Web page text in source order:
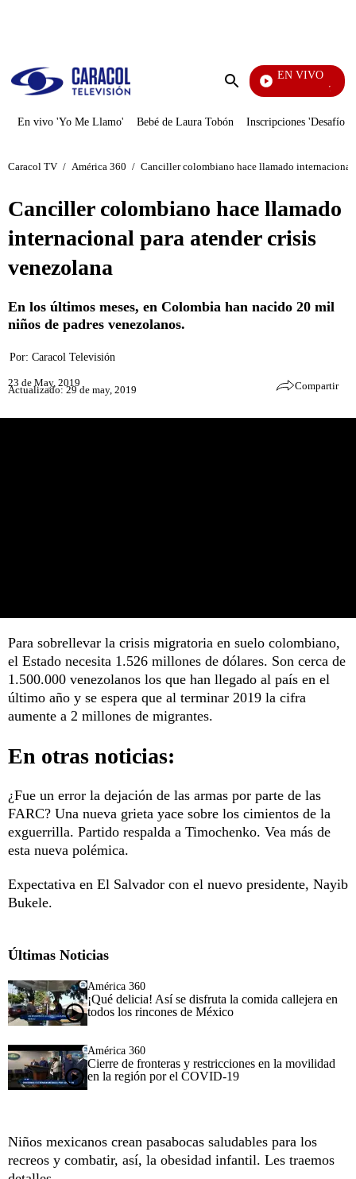
Enviar
EN VIVO
En vivo 'Yo Me Llamo' Bebé de Laura Tobón Inscripciones 'Desafío'
Caracol TV / América 360 / Canciller colombiano hace llamado internacional
Canciller colombiano hace llamado
internacional para atender crisis
venezolana
En los últimos meses, en Colombia han nacido 20 mil
niños de padres venezolanos.
Por: Caracol Televisión
23 de May, 2019
Actualizado: 29 de may, 2019 Compartir
Para sobrellevar la crisis migratoria en suelo colombiano,
el Estado necesita 1.526 millones de dólares. Son cerca de
1.500.000 venezolanos los que han llegado al país en el
último año y se espera que al terminar 2019 la cifra
aumente a 2 millones de migrantes.
En otras noticias:
¿Fue un error la dejación de las armas por parte de las
FARC? Una nueva grieta yace sobre los cimientos de la
exguerrilla. Partido respalda a Timochenko. Vea más de
esta nueva polémica.
Expectativa en El Salvador con el nuevo presidente, Nayib
Bukele.
Últimas Noticias
América 360
¡Qué delicia! Así se disfruta la comida callejera en
todos los rincones de México
América 360
Cierre de fronteras y restricciones en la movilidad
en la región por el COVID-19
Niños mexicanos crean pasabocas saludables para los
recreos y combatir, así, la obesidad infantil. Les traemos